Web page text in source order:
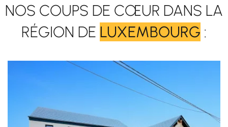
NOS COUPS DE CŒUR DANS LA
RÉGION DE LUXEMBOURG :
3/4 1